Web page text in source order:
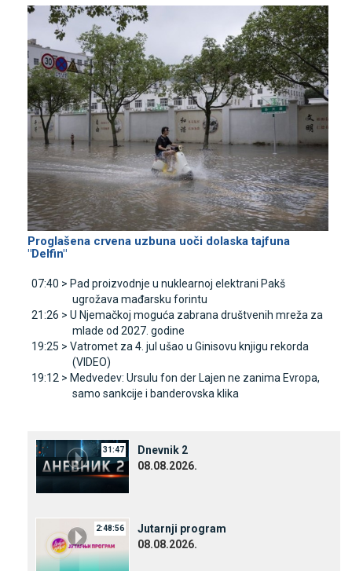
Proglašena crvena uzbuna uoči dolaska tajfuna
"Delfin"
07:40 > Pad proizvodnje u nuklearnoj elektrani Pakš
ugrožava mađarsku forintu
21:26 > U Njemačkoj moguća zabrana društvenih mreža za
mlade od 2027. godine
19:25 > Vatromet za 4. jul ušao u Ginisovu knjigu rekorda
(VIDEO)
19:12 > Medvedev: Ursulu fon der Lajen ne zanima Evropa,
samo sankcije i banderovska klika
31:47
Dnevnik 2
08.08.2026.
2:48:56
Јutarnji program
08.08.2026.